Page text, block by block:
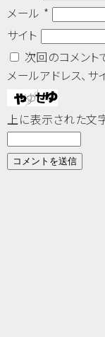
メール *
サイト
次回のコメント
メールアドレス、サ
上に表示された文